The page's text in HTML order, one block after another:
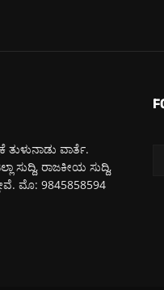
ತುಳುನಾಡು ವಾರ್ತೆ.
ಸುದ್ದಿ, ರಾಜಕೀಯ ಸುದ್ದಿ,
ಮೊ: 9845858594